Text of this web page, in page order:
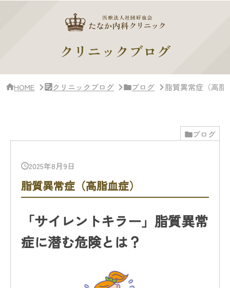
クリニックブログ
HOME クリニックブログ ブログ 脂質異常症（高脂
ブログ
2025年8月9日
脂質異常症（高脂血症）
「サイレントキラー」脂質異常
症に潜む危険とは？